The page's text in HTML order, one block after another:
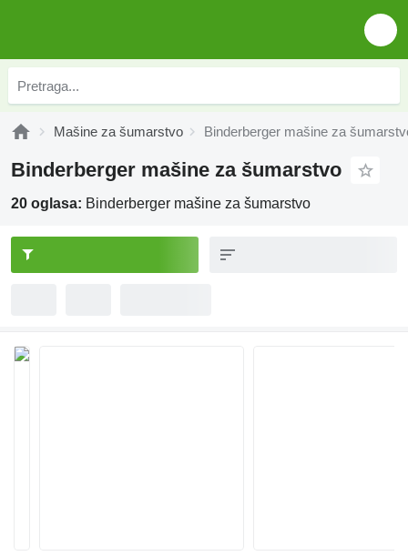
Mašine za šumarstvo Binderberger mašine za
Binderberger mašine za šumarstvo
20 oglasa: Binderberger mašine za šumarstvo